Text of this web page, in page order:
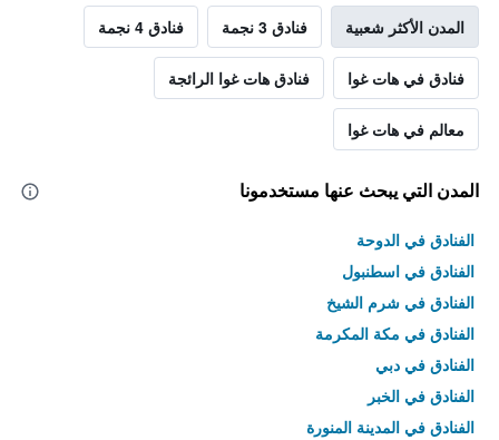
المدن الأكثر شعبية فنادق 3 نجمة فنادق 4 نجمة
فنادق في هات غوا فنادق هات غوا الرائجة
معالم في هات غوا
المدن التي يبحث عنها مستخدمونا
الفنادق في الدوحة
الفنادق في اسطنبول
الفنادق في شرم الشيخ
الفنادق في مكة المكرمة
الفنادق في دبي
الفنادق في الخبر
الفنادق في المدينة المنورة